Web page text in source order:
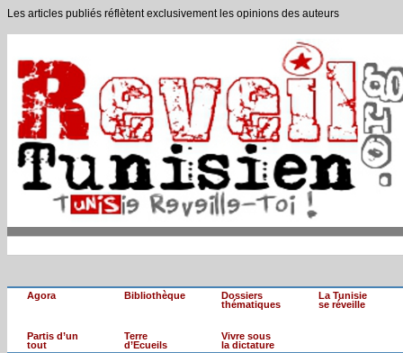
Les articles publiés réflètent exclusivement les opinions des auteurs
Agora Bibliothèque
Dossiers
thématiques
La Tunisie
se réveille
Partis d’un
tout
Terre
d’Ecueils
Vivre sous
la dictature